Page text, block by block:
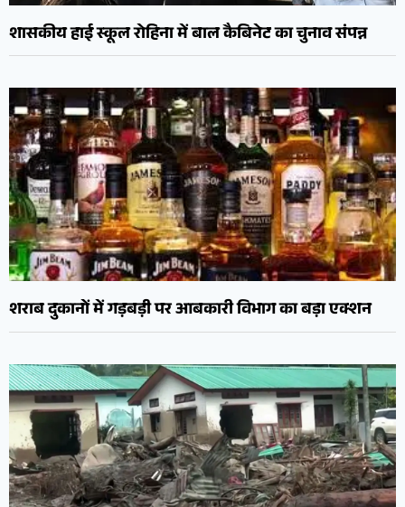
शासकीय हाई स्कूल रोहिना में बाल कैबिनेट का चुनाव संपन्न
शराब दुकानों में गड़बड़ी पर आबकारी विभाग का बड़ा एक्शन